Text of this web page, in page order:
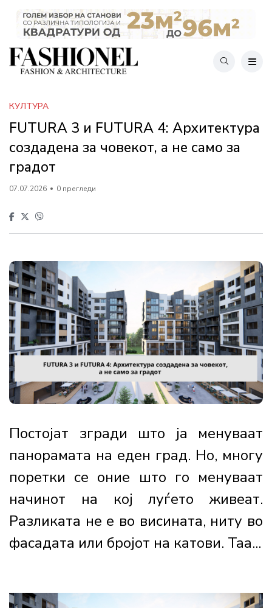
КУЛТУРА
FUTURA 3 и FUTURA 4: Архитектура
создадена за човекот, а не само за
градот
07.07.2026 0 прегледи
Постојат згради што ја менуваат
панорамата на еден град. Но, многу
поретки се оние што го менуваат
начинот на кој луѓето живеат.
Разликата не е во висината, ниту во
фасадата или бројот на катови. Таа...